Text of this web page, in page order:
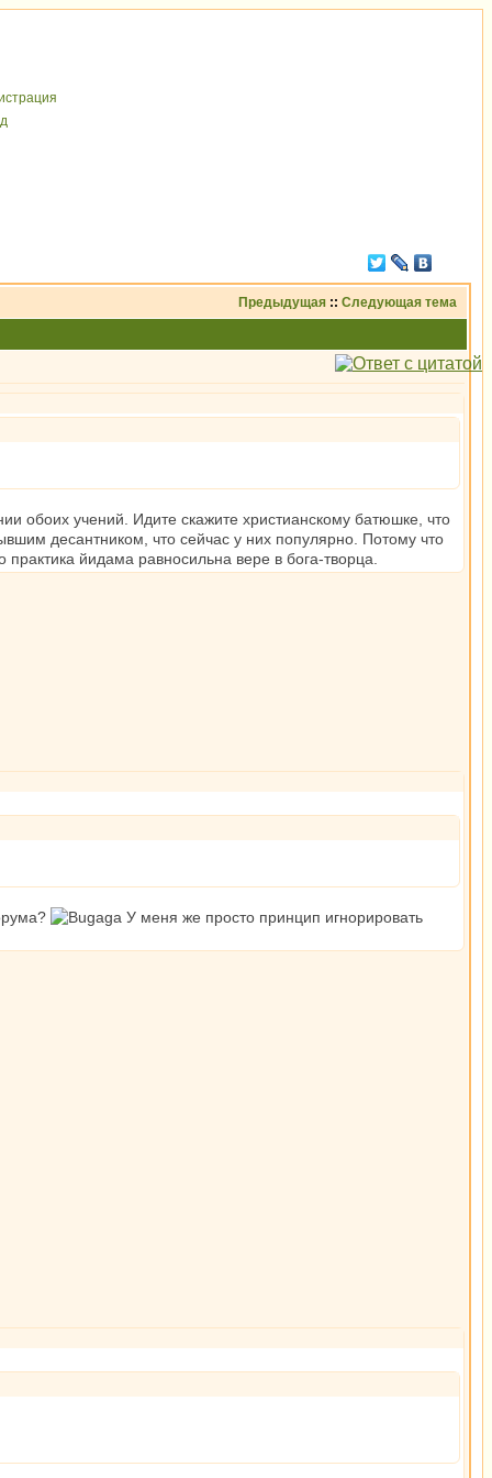
Предыдущая :: Следующая тема
обоих учений. Идите скажите христианскому батюшке, что
десантником, что сейчас у них популярно. Потому что
йидама равносильна вере в бога-творца.
У меня же просто принцип игнорировать